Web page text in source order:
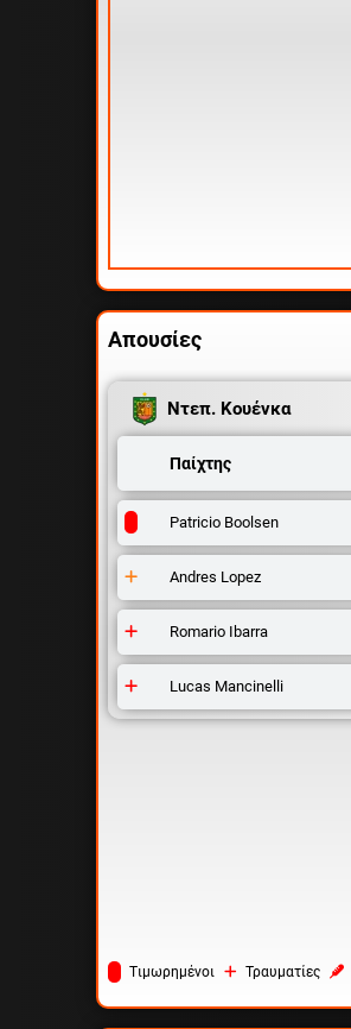
Απουσίες
Ντεπ. Κουένκα
Παίχτης
Patricio Boolsen
Andres Lopez
Romario Ibarra
Lucas Mancinelli
Tιμωρημένοι Τραυματίες